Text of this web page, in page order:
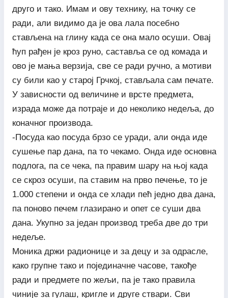
друго и тако. Имам и ову технику, на точку се
ради, али видимо да је ова лала посебно
стављена на глину када се она мало осуши. Овај
ћуп рађен је кроз руно, саставља се од комада и
ово је мања верзија, све се ради ручно, а мотиви
су били као у старој Грчкој, стављала сам печате.
У зависности од величине и врсте предмета,
израда може да потраје и до неколико недеља, до
коначног производа.
-Посуда као посуда брзо се уради, али онда иде
сушење пар дана, па то чекамо. Онда иде основна
подлога, па се чека, па правим шару на њој када
се скроз осуши, па ставим на прво печење, то је
1.000 степени и онда се хлади пећ једно два дана,
па поново печем глазирано и опет се суши два
дана. Укупно за један производ треба две до три
недеље.
Моника држи радионице и за децу и за одрасле,
како групне тако и појединачне часове, такође
ради и предмете по жељи, па је тако правила
чиније за гулаш, кригле и друге ствари. Сви